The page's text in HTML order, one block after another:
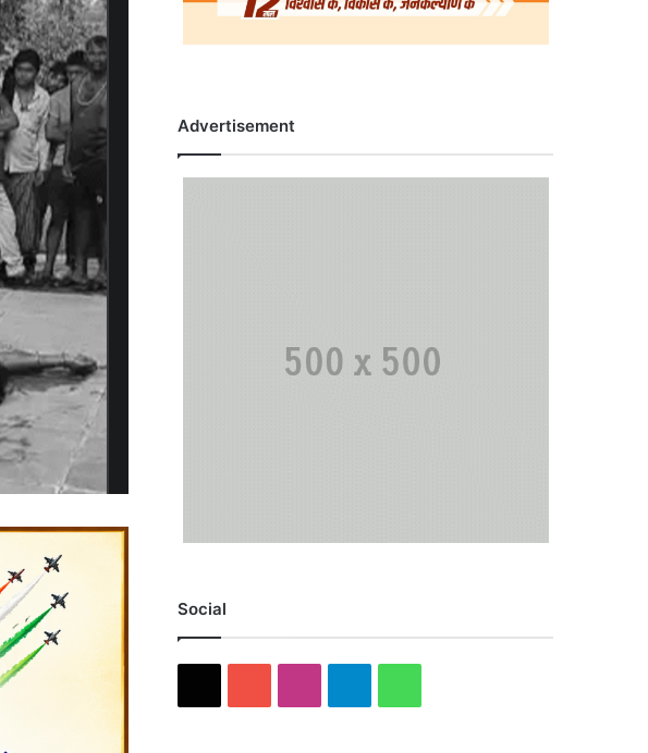
Advertisement
Social